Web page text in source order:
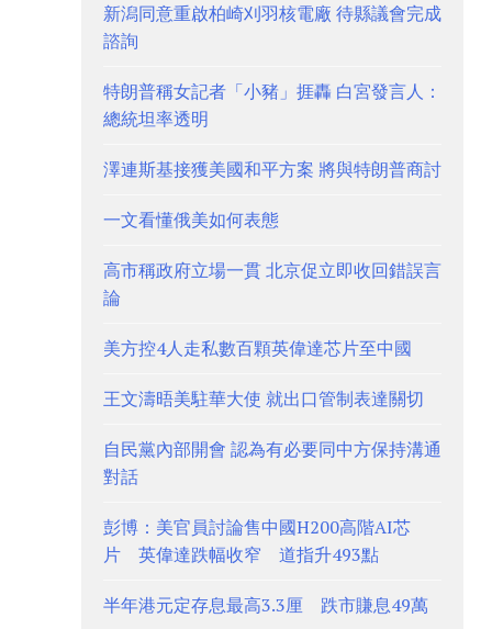
新潟同意重啟柏崎刈羽核電廠 待縣議會完成
諮詢
特朗普稱女記者「小豬」捱轟 白宮發言人：
總統坦率透明
澤連斯基接獲美國和平方案 將與特朗普商討
一文看懂俄美如何表態
高市稱政府立場一貫 北京促立即收回錯誤言
論
美方控4人走私數百顆英偉達芯片至中國
王文濤晤美駐華大使 就出口管制表達關切
自民黨內部開會 認為有必要同中方保持溝通
對話
彭博：美官員討論售中國H200高階AI芯
片 英偉達跌幅收窄 道指升493點
半年港元定存息最高3.3厘 跌市賺息49萬